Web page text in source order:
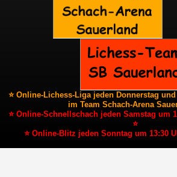
⭐ Online-Lichess-Liga jeden Donnerstag
im Team Schach-Arena
⭐ Online-Schnellschach jeden Samstag um
⭐
⭐ Online-Blitz jeden Sonntag um 13:30